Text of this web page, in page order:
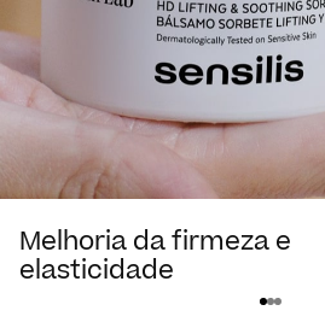
Melhoria da firmeza e
elasticidade